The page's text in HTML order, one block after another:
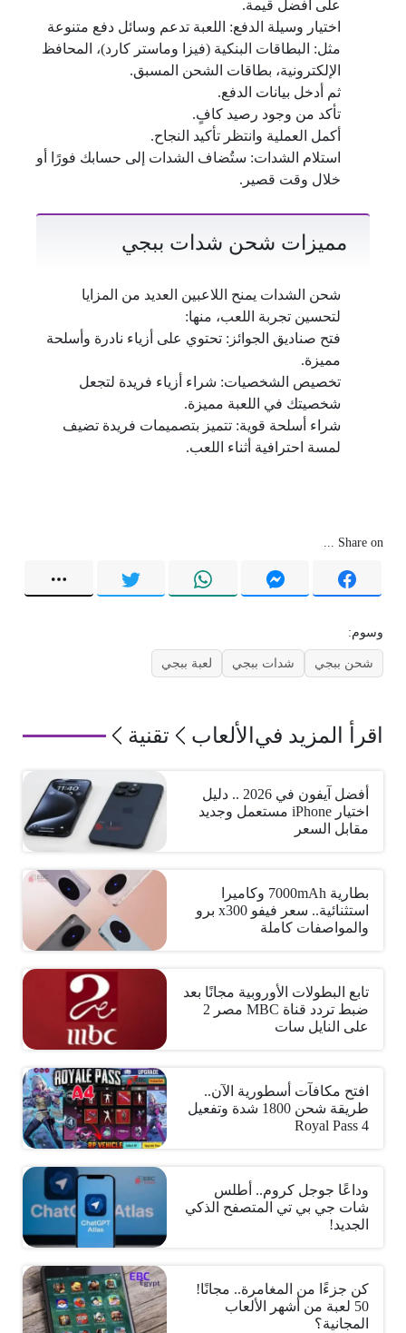
على أفضل قيمة.
اختيار وسيلة الدفع: اللعبة تدعم وسائل دفع متنوعة
مثل: البطاقات البنكية (فيزا وماستر كارد)، المحافظ
الإلكترونية، بطاقات الشحن المسبق.
ثم أدخل بيانات الدفع.
تأكد من وجود رصيد كافٍ.
أكمل العملية وانتظر تأكيد النجاح.
استلام الشدات: ستُضاف الشدات إلى حسابك فورًا أو
خلال وقت قصير.
مميزات شحن شدات ببجي
شحن الشدات يمنح اللاعبين العديد من المزايا
لتحسين تجربة اللعب، منها:
فتح صناديق الجوائز: تحتوي على أزياء نادرة وأسلحة
مميزة.
تخصيص الشخصيات: شراء أزياء فريدة لتجعل
شخصيتك في اللعبة مميزة.
شراء أسلحة قوية: تتميز بتصميمات فريدة تضيف
لمسة احترافية أثناء اللعب.
Share on ...
وسوم:
شحن ببجي شدات ببجي لعبة ببجي
اقرأ المزيد في الألعاب تقنية
أفضل آيفون في 2026 .. دليل
اختيار iPhone مستعمل وجديد
مقابل السعر
بطارية 7000mAh وكاميرا
استثنائية.. سعر فيفو x300 برو
والمواصفات كاملة
تابع البطولات الأوروبية مجانًا بعد
ضبط تردد قناة MBC مصر 2
على النايل سات
افتح مكافآت أسطورية الآن..
طريقة شحن 1800 شدة وتفعيل
Royal Pass 4
وداعًا جوجل كروم.. أطلس
شات جي بي تي المتصفح الذكي
الجديد!
كن جزءًا من المغامرة.. مجانًا!
50 لعبة من أشهر الألعاب
المجانية؟